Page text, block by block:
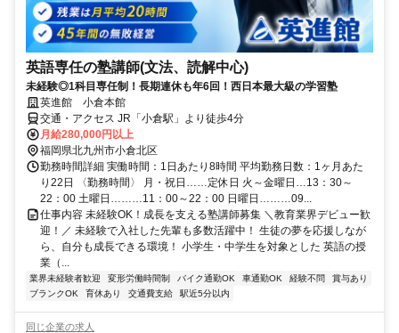
英語専任の塾講師(文法、読解中心)
未経験◎1科目専任制！長期連休も年6回！西日本最大級の学習塾
英進館 小倉本館
交通・アクセス JR「小倉駅」より徒歩4分
月給280,000円以上
福岡県北九州市小倉北区
勤務時間詳細 実働時間：1日あたり8時間 平均勤務日数：1ヶ月あた
り22日 〈勤務時間〉 月・祝日……定休日 火～金曜日…13：30～
22：00 土曜日………11：00～22：00 日曜日………09...
仕事内容 未経験OK！成長を支える塾講師募集 ＼教育業界デビュー歓
迎！／ 未経験で入社した先輩も多数活躍中！ 生徒の夢を応援しなが
ら、自分も成長できる環境！ 小学生・中学生を対象とした 英語の授
業（...
業界未経験者歓迎 変形労働時間制 バイク通勤OK 車通勤OK 経験不問
賞与あり
ブランクOK
育休あり 交通費支給 駅近5分以内
同じ企業の求人